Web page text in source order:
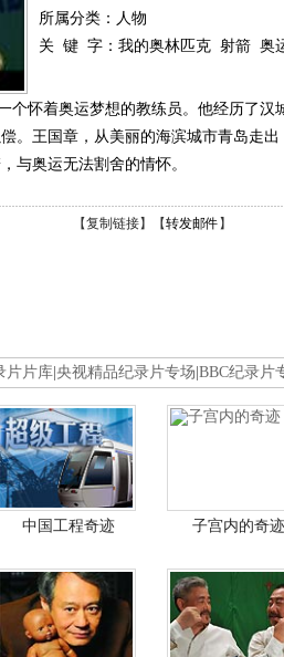
所属分类：人物
关 键 字： 我的奥林匹克 射箭 奥
个怀着奥运梦想的教练员。他经历了
。王国章，从美丽的海滨城市青岛走
与奥运无法割舍的情怀。
【复制链接】【转发邮件 】
片片库 央视精品纪录片专场 BBC纪录片
中国工程奇迹 子宫内的奇迹